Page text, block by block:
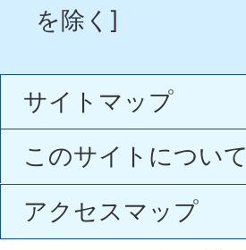
を除く]
サイトマップ
このサイトについて
アクセスマップ